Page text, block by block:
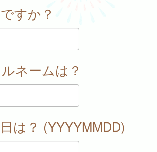
すか？
ネームは？
は？ (YYYYMMDD)